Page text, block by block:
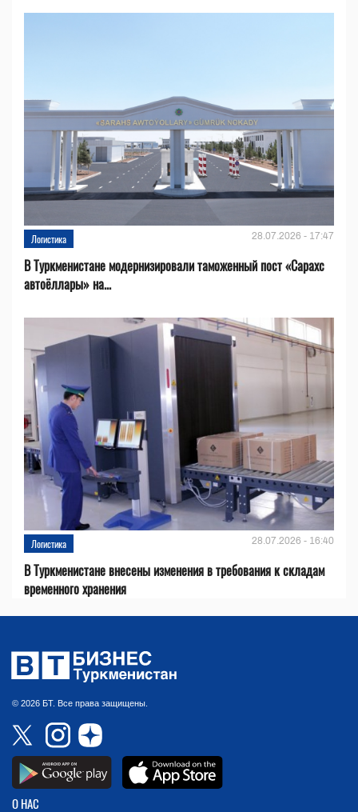
Логистика 28.07.2026 - 17:47
В Туркменистане модернизировали таможенный пост «Сарахс
автоёллары» на...
Логистика 28.07.2026 - 16:40
В Туркменистане внесены изменения в требования к складам
временного хранения
© 2026 БТ. Все права защищены.
О НАС